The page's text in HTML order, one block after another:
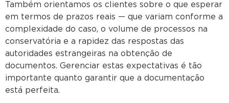
Também orientamos os clientes sobre o que esperar
em termos de prazos reais — que variam conforme a
complexidade do caso, o volume de processos na
conservatória e a rapidez das respostas das
autoridades estrangeiras na obtenção de
documentos. Gerenciar estas expectativas é tão
importante quanto garantir que a documentação
está perfeita.